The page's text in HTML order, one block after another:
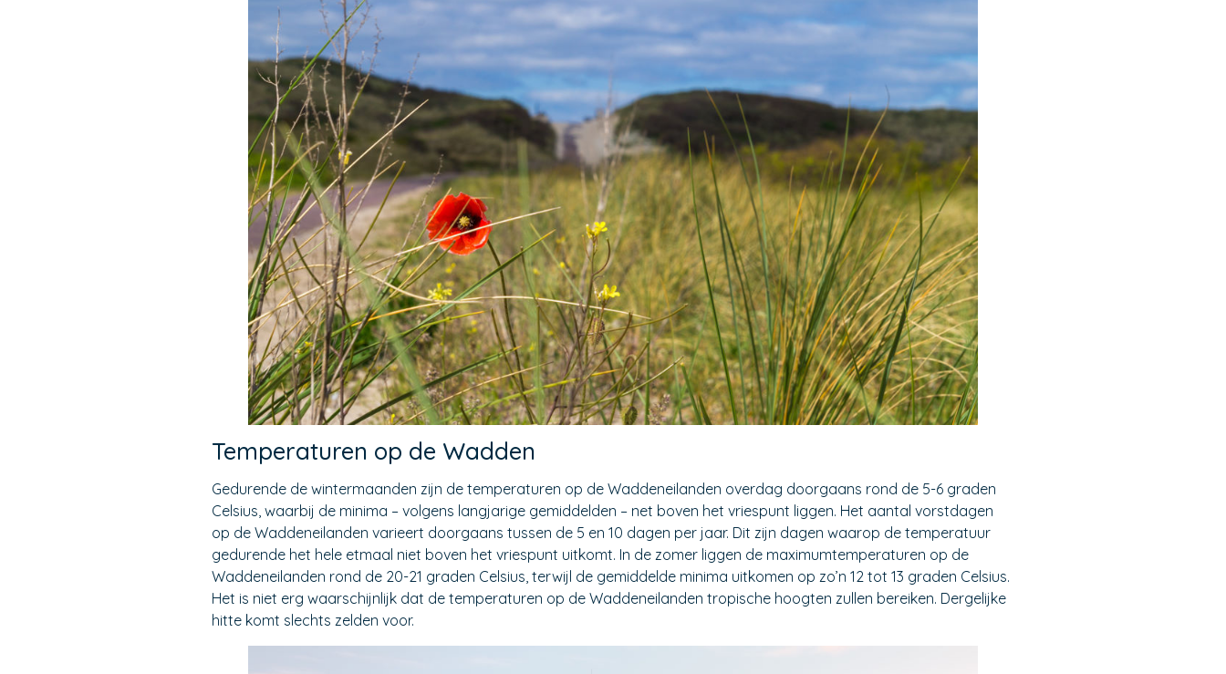
Temperaturen op de Wadden
Gedurende de wintermaanden zijn de temperaturen op de Waddeneilanden overdag doorgaans rond de 5-6 graden
Celsius, waarbij de minima – volgens langjarige gemiddelden – net boven het vriespunt liggen. Het aantal vorstdagen
op de Waddeneilanden varieert doorgaans tussen de 5 en 10 dagen per jaar. Dit zijn dagen waarop de temperatuur
gedurende het hele etmaal niet boven het vriespunt uitkomt. In de zomer liggen de maximumtemperaturen op de
Waddeneilanden rond de 20-21 graden Celsius, terwijl de gemiddelde minima uitkomen op zo’n 12 tot 13 graden Celsius.
Het is niet erg waarschijnlijk dat de temperaturen op de Waddeneilanden tropische hoogten zullen bereiken. Dergelijke
hitte komt slechts zelden voor.